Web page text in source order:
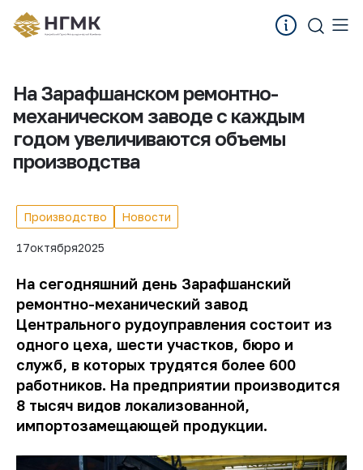
На Зарафшанском ремонтно-
механическом заводе с каждым
годом увеличиваются объемы
производства
Производство Новости
17октября2025
На сегодняшний день Зарафшанский
ремонтно-механический завод
Центрального рудоуправления состоит из
одного цеха, шести участков, бюро и
служб, в которых трудятся более 600
работников. На предприятии производится
8 тысяч видов локализованной,
импортозамещающей продукции.